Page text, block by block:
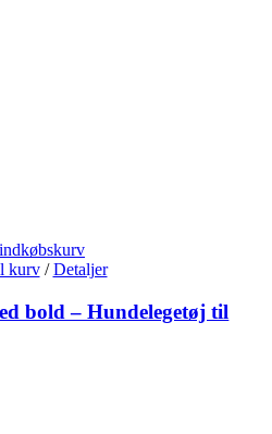
kurv / Detaljer
bold – Hundelegetøj til